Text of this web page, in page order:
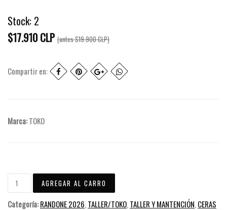
Stock: 2
$17.910 CLP (antes$19.900 CLP)
Compartir en:
Marca:TOKO
Categoría:RANDONE 2026, TALLER/TOKO, TALLER Y MANTENCIÓN, CERAS